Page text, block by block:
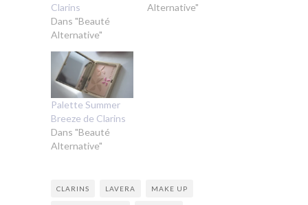
Clarins
Dans "Beauté
Alternative"
Alternative"
Palette Summer
Breeze de Clarins
Dans "Beauté
Alternative"
CLARINS LAVERA MAKE UP